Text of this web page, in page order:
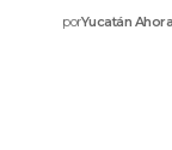
porYucatán Ahora